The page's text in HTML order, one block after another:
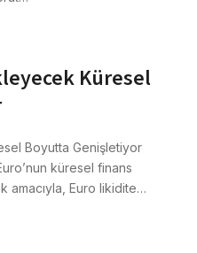
Küresel
Boyutta Genişletiyor
küresel finans
amacıyla, Euro likidite…